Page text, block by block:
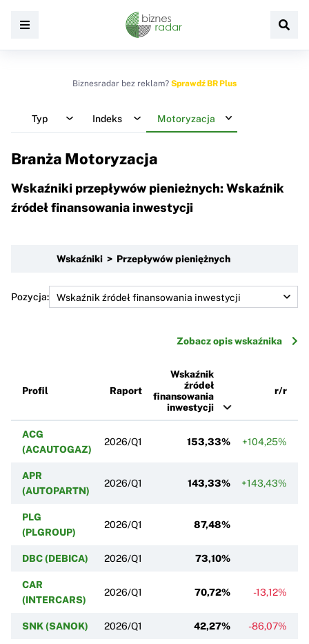
Biznesradar bez reklam? Sprawdź BR Plus
Typ Indeks Motoryzacja
Branża Motoryzacja
Wskaźniki przepływów pienieżnych: Wskaźnik
źródeł finansowania inwestycji
Wskaźniki > Przepływów pieniężnych
Pozycja:
Zobacz opis wskaźnika
Profil Raport
Wskaźnik
źródeł
finansowania
inwestycji
r/r
ACG
(ACAUTOGAZ)
2026/Q1 153,33% +104,25%
APR
(AUTOPARTN)
2026/Q1 143,33% +143,43%
PLG
(PLGROUP)
2026/Q1 87,48%
DBC (DEBICA) 2026/Q1 73,10%
CAR
(INTERCARS)
2026/Q1 70,72% -13,12%
SNK (SANOK) 2026/Q1 42,27% -86,07%